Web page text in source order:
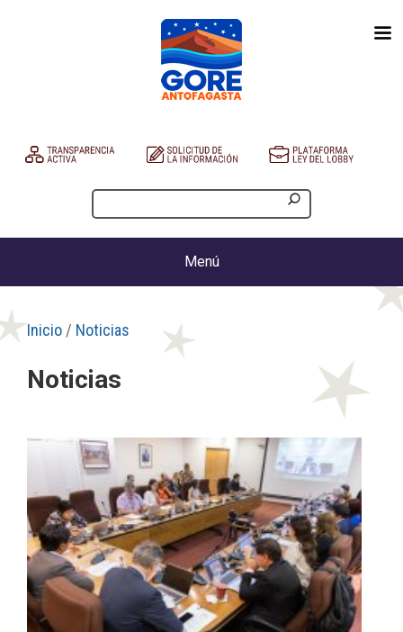
Menú
Inicio / Noticias
Noticias